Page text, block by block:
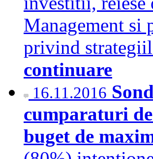
Management si
privind
continuare
16.11.2016
cumparaturi
buget de